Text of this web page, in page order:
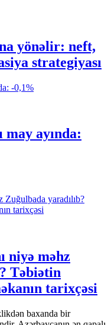
yönəlir: neft,
strategiyası
may ayında:
niyə məhz
Təbiətin
tarixçəsi
baxanda bir